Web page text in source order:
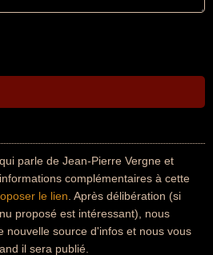
parle de Jean-Pierre Vergne et
complémentaires à cette
le lien . Après délibération (si
proposé est intéressant), nous
nouvelle source d'infos et nous vous
il sera publié.